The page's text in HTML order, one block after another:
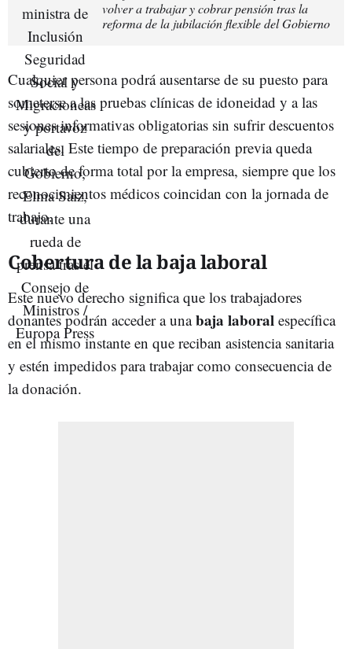
volver a trabajar y cobrar pensión tras la
reforma de la jubilación flexible del Gobierno
Cualquier persona podrá ausentarse de su puesto para
someterse a las pruebas clínicas de idoneidad y a las
sesiones informativas obligatorias sin sufrir descuentos
salariales. Este tiempo de preparación previa queda
cubierto de forma total por la empresa, siempre que los
reconocimientos médicos coincidan con la jornada de
trabajo.
Cobertura de la baja laboral
Este nuevo derecho significa que los trabajadores
donantes podrán acceder a unabaja laboral específica
en el mismo instante en que reciban asistencia sanitaria
y estén impedidos para trabajar como consecuencia de
la donación.